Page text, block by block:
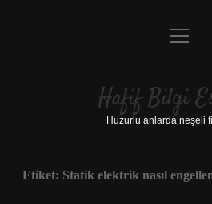
Anasayfa
Yasal Uyarı
menüyü
Hafif Bilgi
Huzurlu anlarda neşeli
Etiket: Statik elektrik nasıl